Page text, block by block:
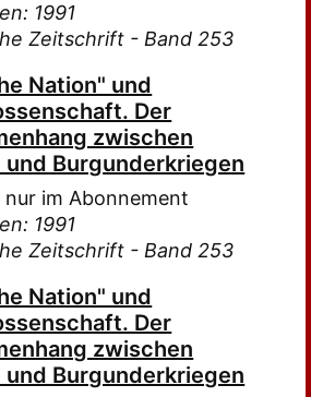
1991
Zeitschrift - Band 253
Nation" und
Der
zwischen
und Burgunderkriegen
im Abonnement
1991
Zeitschrift - Band 253
Nation" und
Der
zwischen
und Burgunderkriegen